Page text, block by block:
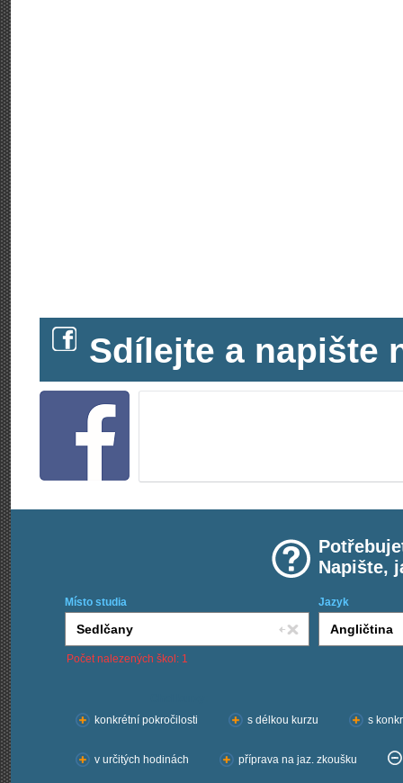
Sdílejte a napište
Napište,
Místo studia Jazyk
Počet nalezených škol: 1
konkrétní pokročilosti
s délkou kurzu s
v určitých hodinách příprava na jaz. zkoušku